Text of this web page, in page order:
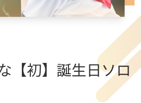
【初】誕生日ソロ